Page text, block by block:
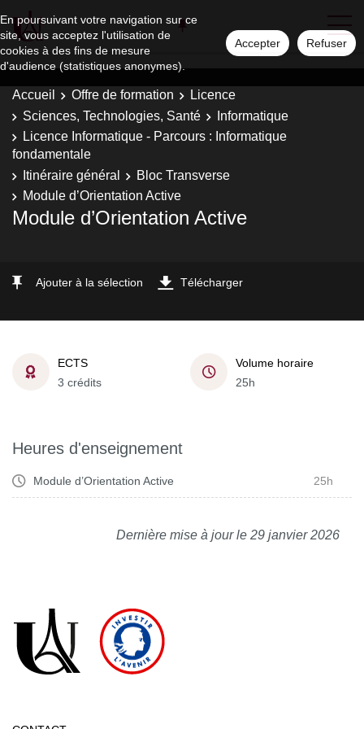
En poursuivant votre navigation sur ce
site, vous acceptez l'utilisation de
cookies à des fins de mesure
d'audience (statistiques anonymes).
Accepter Refuser
Accueil Offre de formation
Licence
Sciences, Technologies, Santé
Informatique
Licence Informatique - Parcours : Informatique
fondamentale
Itinéraire général
Bloc Transverse
Module d’Orientation Active
Module d’Orientation Active
Ajouter à la sélection Télécharger
ECTS
3 crédits
Volume horaire
25h
Heures d'enseignement
Module d’Orientation Active 25h
Dernière mise à jour le 29 janvier 2026